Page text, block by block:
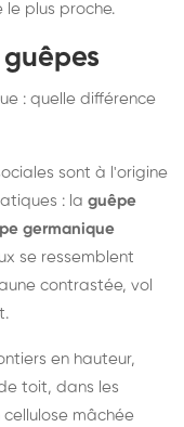
le plus proche.
: quelle différence
sont à l'origine
: la guêpe
germanique
se ressemblent
contrastée, vol
en hauteur,
toit, dans les
cellulose mâchée